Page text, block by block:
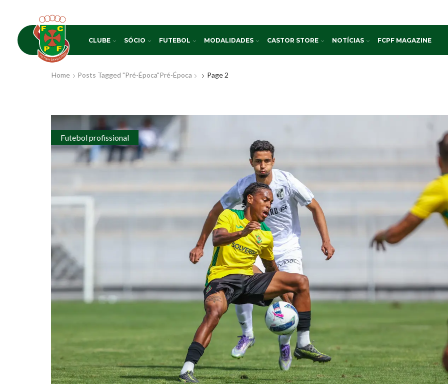
CLUBE SÓCIO FUTEBOL MODALIDADES CASTOR STORE NOTÍCIAS FCPF MAGAZINE
Home Posts Tagged "Pré-Época"Pré-Época Page 2
Futebol profissional